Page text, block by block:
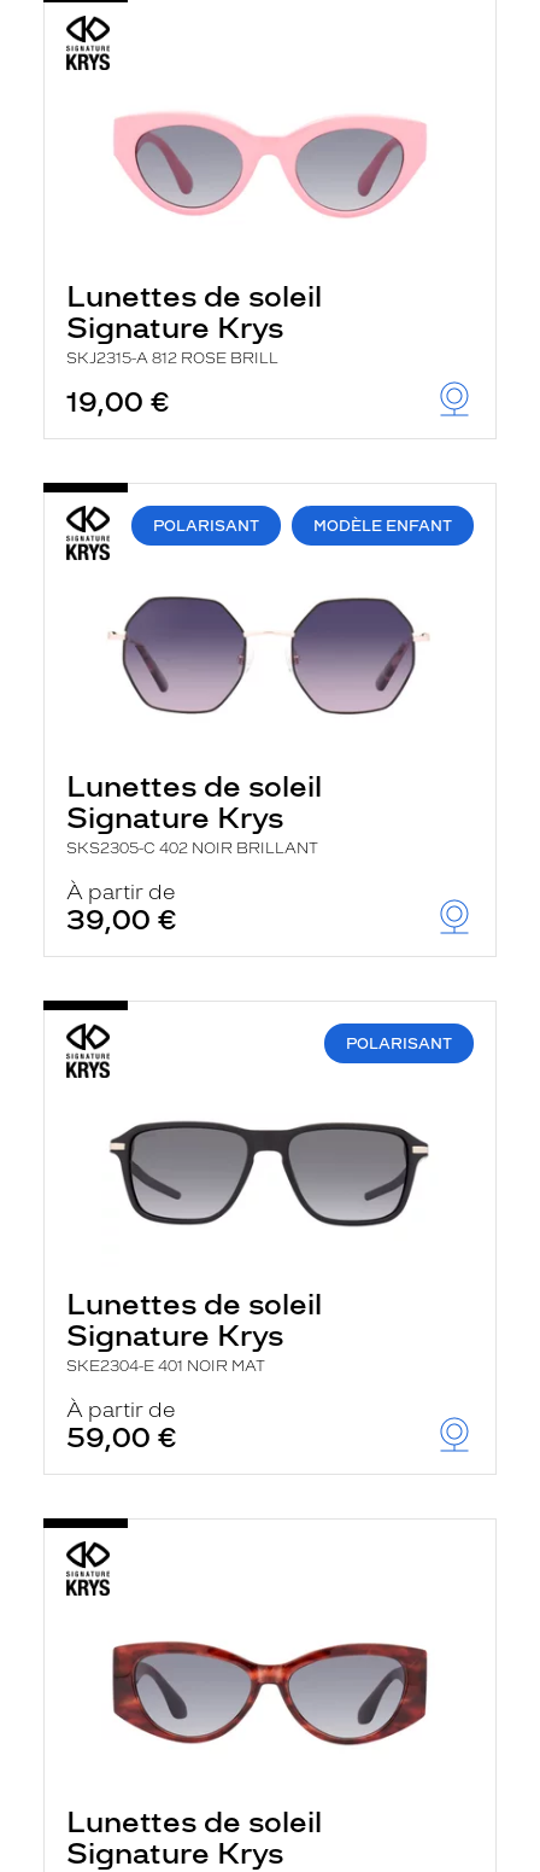
Lunettes de soleil
Signature Krys
SKJ2315-A 812 ROSE BRILL
19,00 €
POLARISANT MODÈLE ENFANT
Lunettes de soleil
Signature Krys
SKS2305-C 402 NOIR BRILLANT
À partir de
39,00 €
POLARISANT
Lunettes de soleil
Signature Krys
SKE2304-E 401 NOIR MAT
À partir de
59,00 €
Lunettes de soleil
Signature Krys